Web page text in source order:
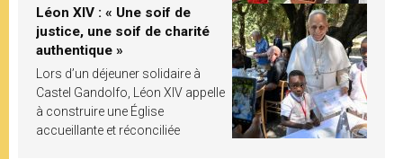
Léon XIV : « Une soif de
justice, une soif de charité
authentique »
Lors d’un déjeuner solidaire à
Castel Gandolfo, Léon XIV appelle
à construire une Église
accueillante et réconciliée